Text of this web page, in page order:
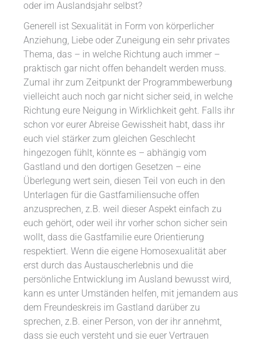
oder im Auslandsjahr selbst?
Generell ist Sexualität in Form von körperlicher
Anziehung, Liebe oder Zuneigung ein sehr privates
Thema, das – in welche Richtung auch immer –
praktisch gar nicht offen behandelt werden muss.
Zumal ihr zum Zeitpunkt der Programmbewerbung
vielleicht auch noch gar nicht sicher seid, in welche
Richtung eure Neigung in Wirklichkeit geht. Falls ihr
schon vor eurer Abreise Gewissheit habt, dass ihr
euch viel stärker zum gleichen Geschlecht
hingezogen fühlt, könnte es – abhängig vom
Gastland und den dortigen Gesetzen – eine
Überlegung wert sein, diesen Teil von euch in den
Unterlagen für die Gastfamiliensuche offen
anzusprechen, z.B. weil dieser Aspekt einfach zu
euch gehört, oder weil ihr vorher schon sicher sein
wollt, dass die Gastfamilie eure Orientierung
respektiert. Wenn die eigene Homosexualität aber
erst durch das Austauscherlebnis und die
persönliche Entwicklung im Ausland bewusst wird,
kann es unter Umständen helfen, mit jemandem aus
dem Freundeskreis im Gastland darüber zu
sprechen, z.B. einer Person, von der ihr annehmt,
dass sie euch versteht und sie euer Vertrauen